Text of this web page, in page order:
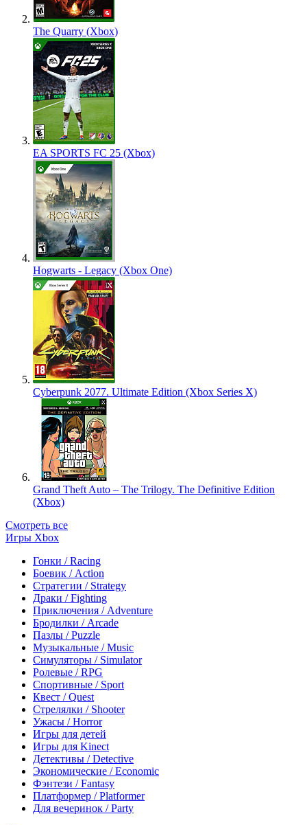
The Quarry (Xbox)
EA SPORTS FC 25 (Xbox)
Hogwarts - Legacy (Xbox One)
Cyberpunk 2077. Ultimate Edition (Xbox Series X)
Grand Theft Auto – The Trilogy. The Definitive Edition
(Xbox)
Смотреть все
Игры Xbox
Гонки / Racing
Боевик / Action
Стратегии / Strategy
Драки / Fighting
Приключения / Adventure
Бродилки / Arcade
Пазлы / Puzzle
Музыкальные / Music
Симуляторы / Simulator
Ролевые / RPG
Спортивные / Sport
Квест / Quest
Стрелялки / Shooter
Ужасы / Horror
Игры для детей
Игры для Kinect
Детективы / Detective
Экономические / Economic
Фэнтези / Fantasy
Платформер / Platformer
Для вечеринок / Party